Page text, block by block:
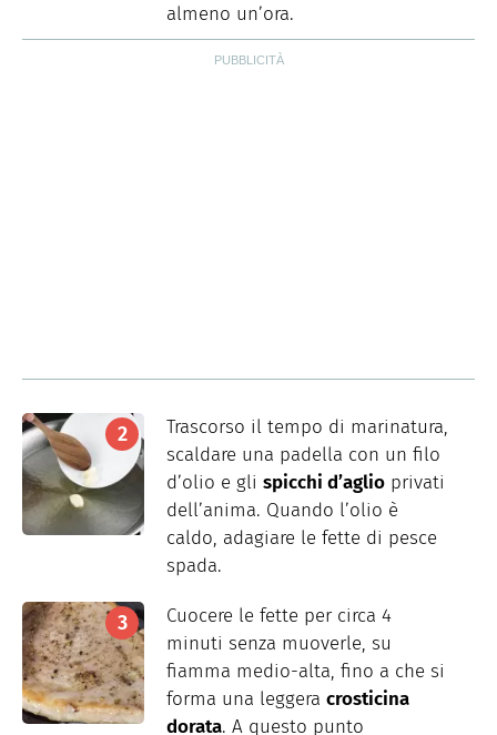
almeno un’ora.
Trascorso il tempo di marinatura,
scaldare una padella con un filo
d’olio e gli spicchi d’aglio privati
dell’anima. Quando l’olio è
caldo, adagiare le fette di pesce
spada.
Cuocere le fette per circa 4
minuti senza muoverle, su
fiamma medio-alta, fino a che si
forma una leggera crosticina
dorata. A questo punto